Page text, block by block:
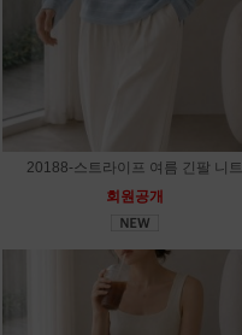
20188-스트라이프 여름 긴팔 니트
회원공개